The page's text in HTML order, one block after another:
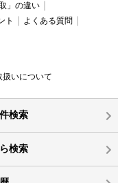
」の違い
ト
よくある質問
いについて
検索
検索